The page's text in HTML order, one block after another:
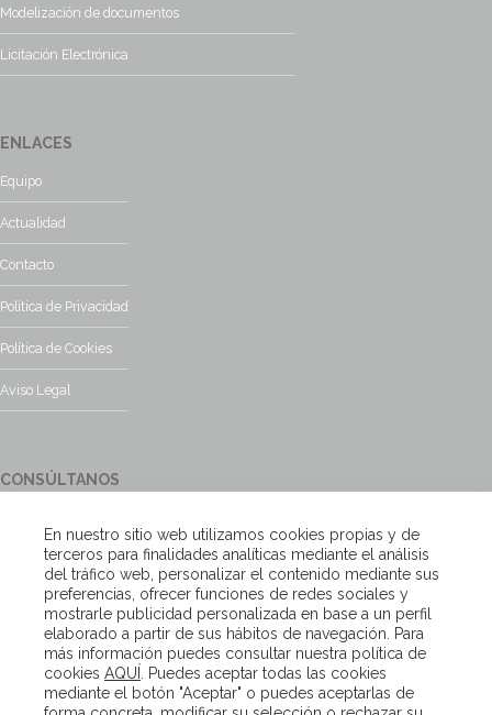
Modelización de documentos
Licitación Electrónica
ENLACES
Equipo
Actualidad
Contacto
Política de Privacidad
Política de Cookies
Aviso Legal
CONSÚLTANOS
encantados
Escríbenos
Copyright – Van Beveren 2020
En nuestro sitio web utilizamos cookies propias y de
terceros para finalidades analíticas mediante el análisis
del tráfico web, personalizar el contenido mediante sus
preferencias, ofrecer funciones de redes sociales y
mostrarle publicidad personalizada en base a un perfil
elaborado a partir de sus hábitos de navegación. Para
más información puedes consultar nuestra política de
cookies AQUÍ
. Puedes aceptar todas las cookies
mediante el botón "Aceptar" o puedes aceptarlas de